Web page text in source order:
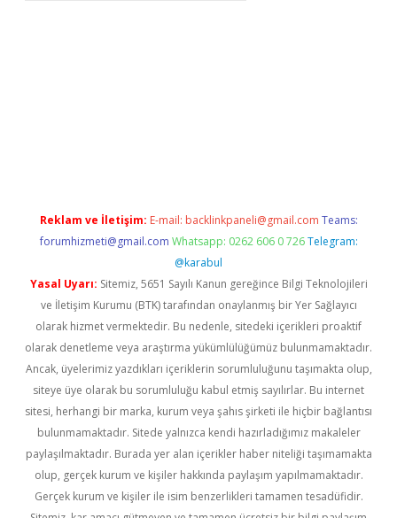
Reklam ve İletişim: E-mail: backlinkpaneli@gmail.com Teams:
forumhizmeti@gmail.com Whatsapp: 0262 606 0 726 Telegram:
@karabul
Yasal Uyarı: Sitemiz, 5651 Sayılı Kanun gereğince Bilgi Teknolojileri
ve İletişim Kurumu (BTK) tarafından onaylanmış bir Yer Sağlayıcı
olarak hizmet vermektedir. Bu nedenle, sitedeki içerikleri proaktif
olarak denetleme veya araştırma yükümlülüğümüz bulunmamaktadır.
Ancak, üyelerimiz yazdıkları içeriklerin sorumluluğunu taşımakta olup,
siteye üye olarak bu sorumluluğu kabul etmiş sayılırlar. Bu internet
sitesi, herhangi bir marka, kurum veya şahıs şirketi ile hiçbir bağlantısı
bulunmamaktadır. Sitede yalnızca kendi hazırladığımız makaleler
paylaşılmaktadır. Burada yer alan içerikler haber niteliği taşımamakta
olup, gerçek kurum ve kişiler hakkında paylaşım yapılmamaktadır.
Gerçek kurum ve kişiler ile isim benzerlikleri tamamen tesadüfidir.